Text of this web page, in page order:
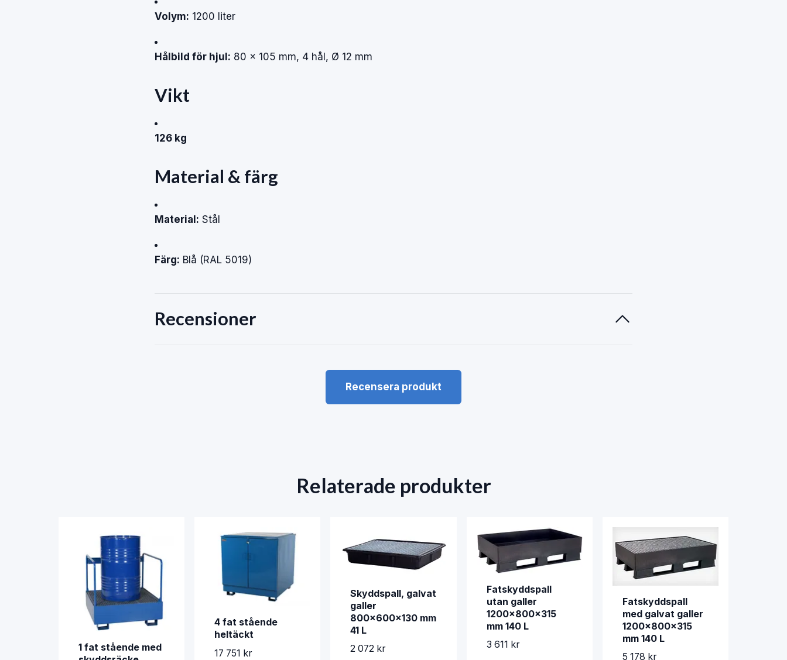
Volym: 1200 liter
Hålbild för hjul: 80 × 105 mm, 4 hål, Ø 12 mm
Vikt
126 kg
Material & färg
Material: Stål
Färg: Blå (RAL 5019)
Recensioner
Recensera produkt
Relaterade produkter
1 fat stående med
4 fat stående
heltäckt
17 751 kr
Skyddspall, galvat
galler
800x600x130 mm
41 L
2 072 kr
Fatskyddspall
utan galler
1200x800x315
mm 140 L
3 611 kr
Fatskyddspall
med galvat galler
1200x800x315
mm 140 L
5 178 kr